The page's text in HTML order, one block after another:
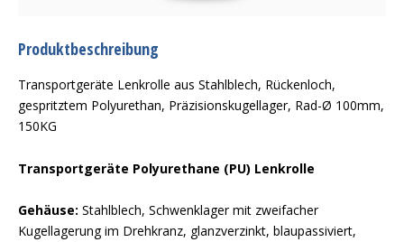
Produktbeschreibung
Transportgeräte Lenkrolle aus Stahlblech, Rückenloch,
gespritztem Polyurethan, Präzisionskugellager, Rad-Ø 100mm,
150KG
Transportgeräte Polyurethane (PU) Lenkrolle
Gehäuse: Stahlblech, Schwenklager mit zweifacher
Kugellagerung im Drehkranz, glanzverzinkt, blaupassiviert,